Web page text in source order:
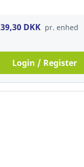
39,30 DKK pr. enhed
Login / Register